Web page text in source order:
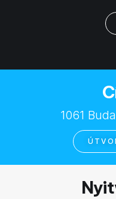
1061